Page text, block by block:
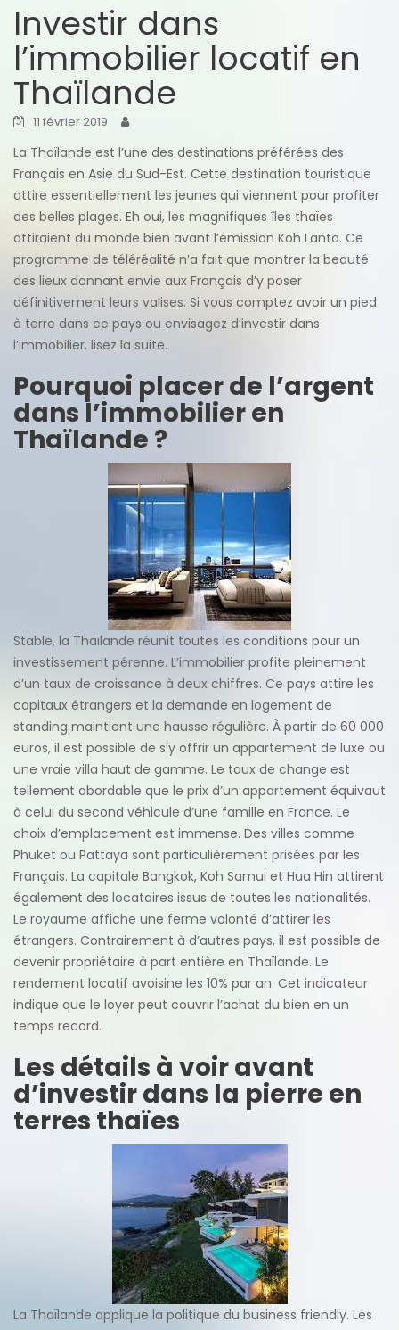
Investir dans
l’immobilier locatif en
Thaïlande
11 février 2019
La Thaïlande est l’une des destinations préférées des
Français en Asie du Sud-Est. Cette destination touristique
attire essentiellement les jeunes qui viennent pour profiter
des belles plages. Eh oui, les magnifiques îles thaïes
attiraient du monde bien avant l’émission Koh Lanta. Ce
programme de téléréalité n’a fait que montrer la beauté
des lieux donnant envie aux Français d’y poser
définitivement leurs valises. Si vous comptez avoir un pied
à terre dans ce pays ou envisagez d’investir dans
l’immobilier, lisez la suite.
Pourquoi placer de l’argent
dans l’immobilier en
Thaïlande ?
Stable, la Thaïlande réunit toutes les conditions pour un
investissement pérenne. L’immobilier profite pleinement
d’un taux de croissance à deux chiffres. Ce pays attire les
capitaux étrangers et la demande en logement de
standing maintient une hausse régulière. À partir de 60 000
euros, il est possible de s’y offrir un appartement de luxe ou
une vraie villa haut de gamme. Le taux de change est
tellement abordable que le prix d’un appartement équivaut
à celui du second véhicule d’une famille en France. Le
choix d’emplacement est immense. Des villes comme
Phuket ou Pattaya sont particulièrement prisées par les
Français. La capitale Bangkok, Koh Samui et Hua Hin attirent
également des locataires issus de toutes les nationalités.
Le royaume affiche une ferme volonté d’attirer les
étrangers. Contrairement à d’autres pays, il est possible de
devenir propriétaire à part entière en Thaïlande. Le
rendement locatif avoisine les 10% par an. Cet indicateur
indique que le loyer peut couvrir l’achat du bien en un
temps record.
Les détails à voir avant
d’investir dans la pierre en
terres thaïes
La Thaïlande applique la politique du business friendly. Les